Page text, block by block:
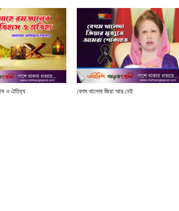
ও ঐতিহ্য বেগম খালেদা জিয়া আর নেই